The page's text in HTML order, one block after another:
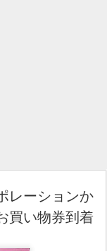
レーションか
買い物券到着